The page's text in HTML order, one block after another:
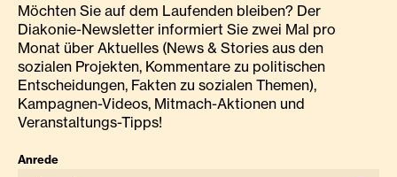
Möchten Sie auf dem Laufenden bleiben? Der
Diakonie-Newsletter informiert Sie zwei Mal pro
Monat über Aktuelles (News & Stories aus den
sozialen Projekten, Kommentare zu politischen
Entscheidungen, Fakten zu sozialen Themen),
Kampagnen-Videos, Mitmach-Aktionen und
Veranstaltungs-Tipps!
Anrede